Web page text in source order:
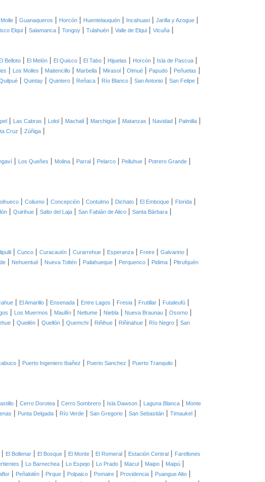
Molle | Guanaqueros | Horcón | Huentelauquén | Incahuasi | Jarilla y Azogue |
Elqui | Salamanca | Tongoy | Tulahuén | Valle de Elqui | Vicuña |
Belloto | El Melón | El Quisco | El Tabo | Hijuelas | Horcón | Isla de Pascua |
| Los Molles | Maitencillo | Marbella | Mirasol | Olmué | Papudo | Peñuelas |
| Quintay | Quintero | Reñaca | Río Blanco | San Antonio | San Felipe |
| Las Cabras | Lolol | Machalí | Marchigüe | Matanzas | Navidad | Palmilla |
Cruz | Zúñiga |
| Los Queñes | Molina | Parral | Pelarco | Pelluhue | Potrero Grande |
| Coliumo | Concepción | Contulmo | Dichato | El Emboque | Florida |
| Quirihue | Salto del Laja | San Fabián de Alico | Santa Bárbara |
| Cunco | Curacautín | Curarrehue | Esperanza | Freire | Galvarino |
| Nehuentué | Nueva Toltén | Pailahueque | Perquenco | Pidima | Pitrufquén
| El Amarillo | Ensenada | Entre Lagos | Fresia | Frutillar | Futaleufú |
| Los Muermos | Maullín | Neltume | Niebla | Nueva Braunau | Osorno |
| Queilén | Quellón | Quemchi | Riñihue | Riñinahue | Río Negro | San
| Puerto Ingeniero Ibañez | Puerto Sanchez | Puerto Tranquilo |
| Cerro Dorotea | Cerro Sombrero | Isla Dawson | Laguna Blanca | Monte
| Punta Delgada | Río Verde | San Gregorio | San Sebastián | Timaukel |
| El Bollenar | El Bosque | El Monte | El Romeral | Estación Central | Farellones
| Lo Barnechea | Lo Espejo | Lo Prado | Macul | Maipo | Maipú |
| Peñalolén | Pirque | Polpaico | Pomaire | Providencia | Puangue Alto |